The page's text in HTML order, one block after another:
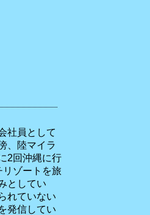
社員として
、陸マイラ
2回沖縄に行
リゾートを旅
としてい
れていない
発信してい